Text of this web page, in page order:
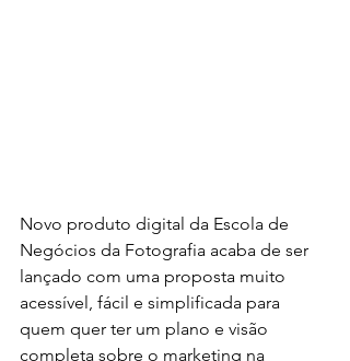
Novo produto digital da Escola de
Negócios da Fotografia acaba de ser
lançado com uma proposta muito
acessível, fácil e simplificada para
quem quer ter um plano e visão
completa sobre o marketing na